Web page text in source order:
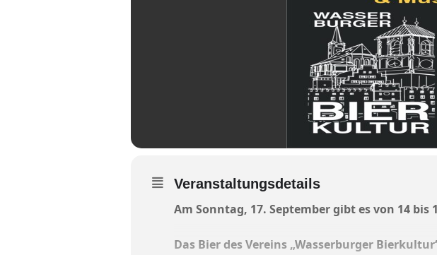
Veranstaltungsdetails
Am Sonntag, 17. September gibt es von 14
Das Bier des Vereins „Wasserburger